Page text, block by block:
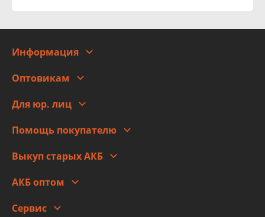
Информация
Адреса
Новости
Правовая информация
Оптовикам
Для юр. лиц
Помощь покупателю
Оплата
Гарантии и возврат
Выкуп старых АКБ
АКБ оптом
Сервис